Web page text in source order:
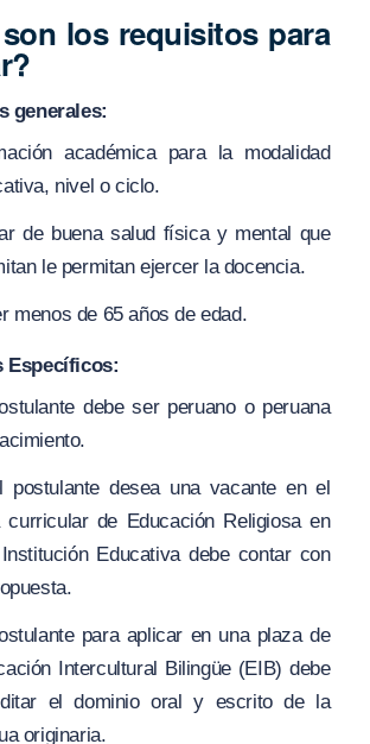
los requisitos para
generales:
académica para la modalidad
nivel o ciclo.
de buena salud física y mental que
le permitan ejercer la docencia.
menos de 65 años de edad.
Específicos:
debe ser peruano o peruana
postulante desea una vacante en el
curricular de Educación Religiosa en
Educativa debe contar con
para aplicar en una plaza de
Intercultural Bilingüe (EIB) debe
el dominio oral y escrito de la
originaria.